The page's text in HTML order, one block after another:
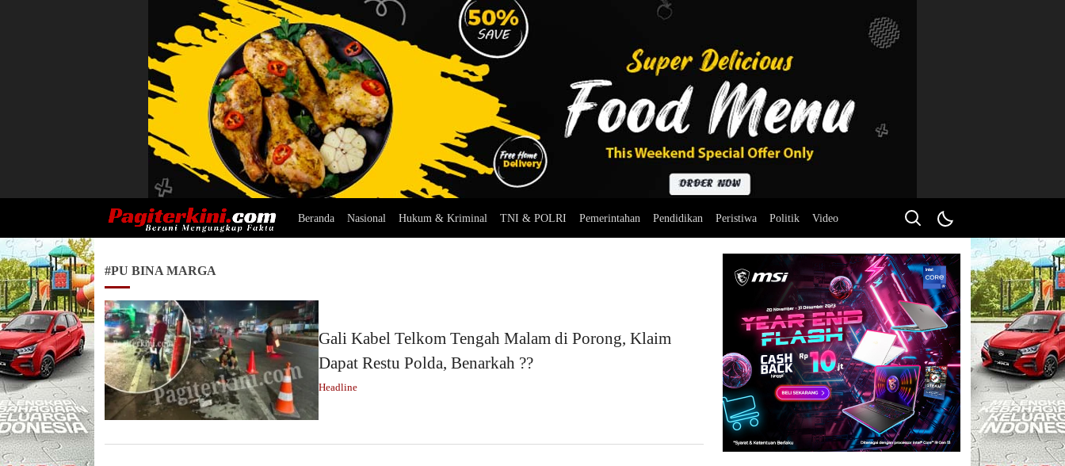
Beranda Nasional Hukum & Kriminal TNI & POLRI Pemerintahan Pendidikan Peristiwa Politik Video
#PU BINA MARGA
Gali Kabel Telkom Tengah Malam di Porong, Klaim
Dapat Restu Polda, Benarkah ??
Headline